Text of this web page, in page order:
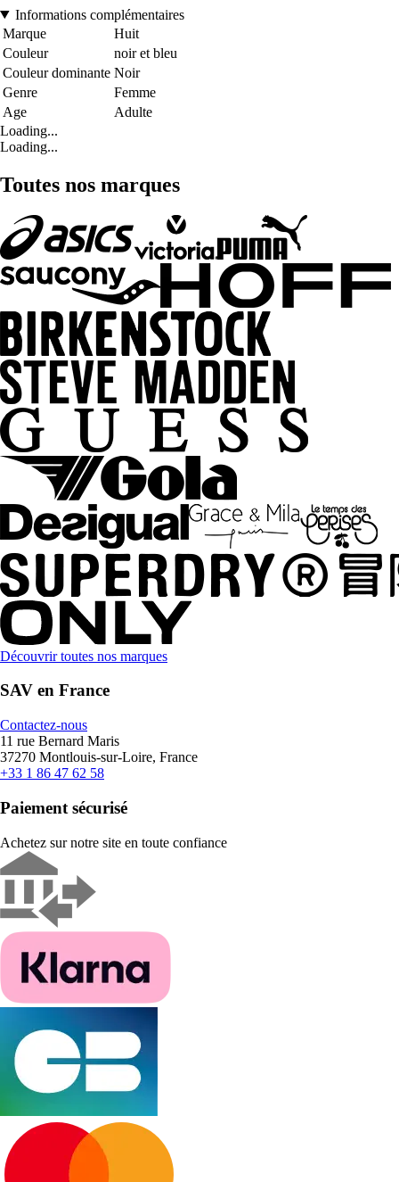
Informations complémentaires
Marque
Huit
Couleur
noir et bleu
Couleur dominante Noir
Genre
Femme
Age
Adulte
Loading...
Loading...
Toutes nos marques
Découvrir toutes nos marques
SAV en France
Contactez-nous
11 rue Bernard Maris
37270 Montlouis-sur-Loire, France
+33 1 86 47 62 58
Paiement sécurisé
Achetez sur notre site en toute confiance